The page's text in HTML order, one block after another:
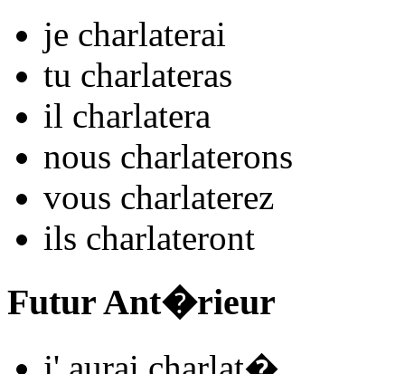
je charlaterai
tu charlateras
il charlatera
nous charlaterons
vous charlaterez
ils charlateront
Futur Ant�rieur